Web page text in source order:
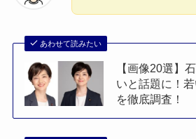
あわせて読みたい
【画像20選】
いと話題に！
を徹底調査！